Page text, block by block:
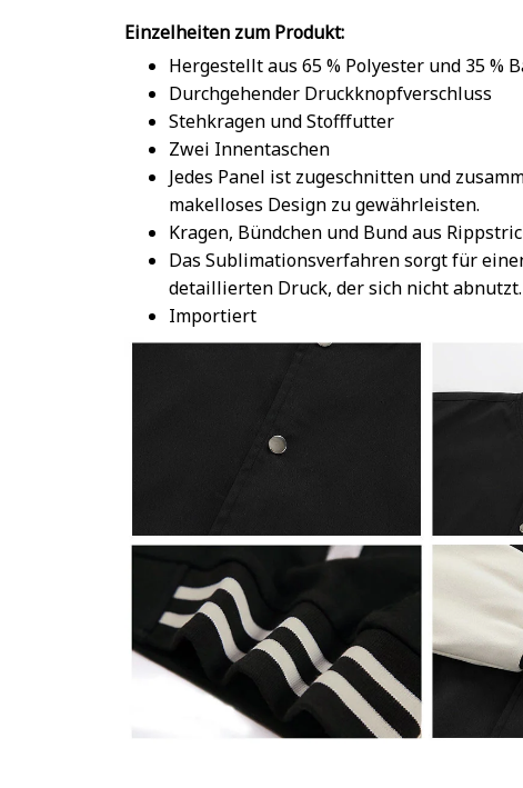
Einzelheiten zum Produkt:
Hergestellt aus 65 % Polyester und 35 %
Durchgehender Druckknopfverschluss
Stehkragen und Stofffutter
Zwei Innentaschen
Jedes Panel ist zugeschnitten und
makelloses Design zu gewährleisten.
Kragen, Bündchen und Bund aus
Das Sublimationsverfahren sorgt für
detaillierten Druck, der sich nicht abnutzt.
Importiert